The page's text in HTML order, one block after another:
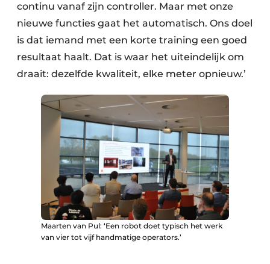
continu vanaf zijn controller. Maar met onze
nieuwe functies gaat het automatisch. Ons doel
is dat iemand met een korte training een goed
resultaat haalt. Dat is waar het uiteindelijk om
draait: dezelfde kwaliteit, elke meter opnieuw.’
Maarten van Pul: ‘Een robot doet typisch het werk
van vier tot vijf handmatige operators.’